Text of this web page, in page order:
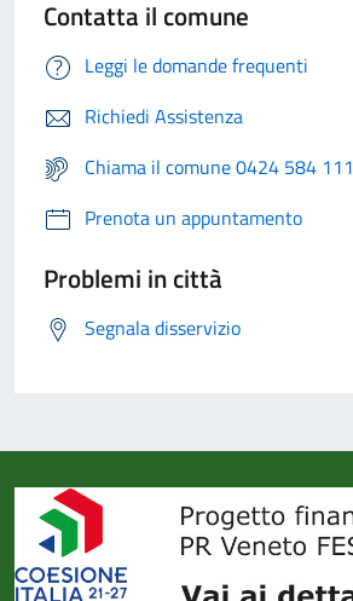
Contatta il comune
Leggi le domande frequenti
Richiedi Assistenza
Chiama il comune 0424 584 111
Prenota un appuntamento
Problemi in città
Segnala disservizio